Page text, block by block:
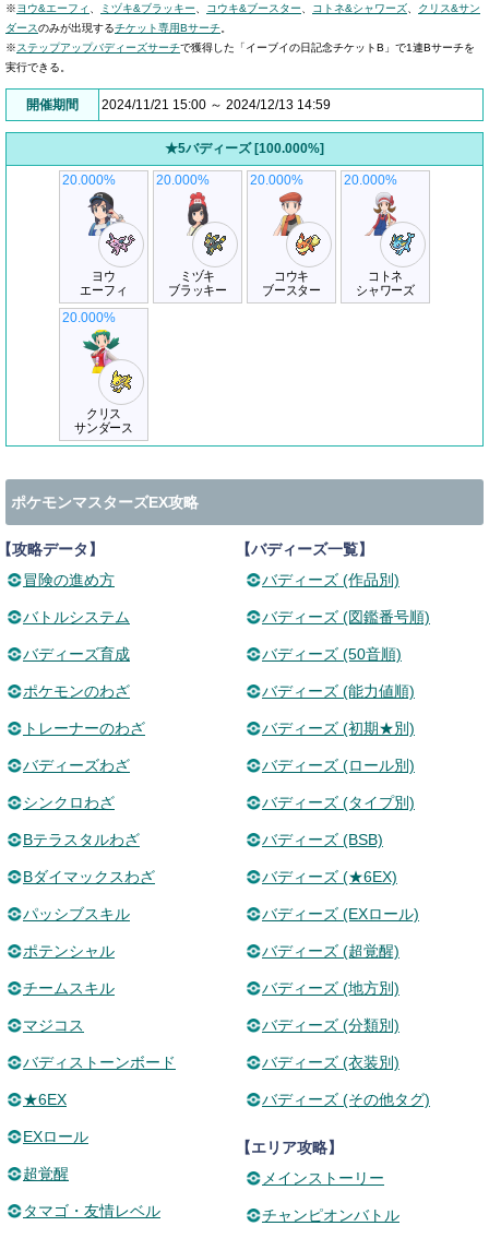
※ヨウ&エーフィ ミヅキ&ブラッキー コウキ&ブースター コトネ&シャワーズ
クリス&サン
ダースのみが出現するチケット専用Bサーチ
※ステップアップバディーズサーチで獲得した「イーブイの日記念チケットB」で1連Bサーチを
実行できる。
開催期間 2024/11/21 15:00 ～ 2024/12/13 14:59
★5バディーズ [100.000%]
ヨウ
エーフィ
20.000%
ミヅキ
ブラッキー
20.000%
コウキ
ブースター
20.000%
コトネ
シャワーズ
20.000%
クリス
サンダース
20.000%
ポケモンマスターズEX攻略
攻略データ】
冒険の進め方
バトルシステム
バディーズ育成
ポケモンのわざ
トレーナーのわざ
バディーズわざ
シンクロわざ
Bテラスタルわざ
Bダイマックスわざ
パッシブスキル
ポテンシャル
チームスキル
マジコス
バディストーンボード
★6EX
EXロール
超覚醒
タマゴ・友情レベル
【バディーズ一覧】
バディーズ (作品別)
バディーズ (図鑑番号順)
バディーズ (50音順)
バディーズ (能力値順)
バディーズ (初期★別)
バディーズ (ロール別)
バディーズ (タイプ別)
バディーズ (BSB)
バディーズ (★6EX)
バディーズ (EXロール)
バディーズ (超覚醒)
バディーズ (地方別)
バディーズ (分類別)
バディーズ (衣装別)
バディーズ (その他タグ)
【エリア攻略】
メインストーリー
チャンピオンバトル